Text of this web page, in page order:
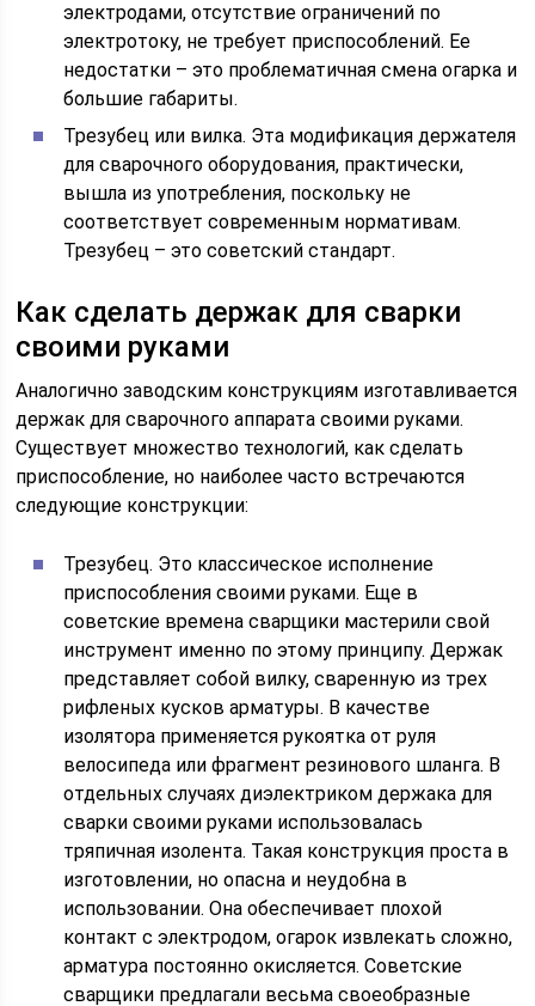
электродами, отсутствие ограничений по
электротоку, не требует приспособлений. Ее
недостатки – это проблематичная смена огарка и
большие габариты.
Трезубец или вилка. Эта модификация держателя
для сварочного оборудования, практически,
вышла из употребления, поскольку не
соответствует современным нормативам.
Трезубец – это советский стандарт.
Как сделать держак для сварки
своими руками
Аналогично заводским конструкциям изготавливается
держак для сварочного аппарата своими руками.
Существует множество технологий, как сделать
приспособление, но наиболее часто встречаются
следующие конструкции:
Трезубец. Это классическое исполнение
приспособления своими руками. Еще в
советские времена сварщики мастерили свой
инструмент именно по этому принципу. Держак
представляет собой вилку, сваренную из трех
рифленых кусков арматуры. В качестве
изолятора применяется рукоятка от руля
велосипеда или фрагмент резинового шланга. В
отдельных случаях диэлектриком держака для
сварки своими руками использовалась
тряпичная изолента. Такая конструкция проста в
изготовлении, но опасна и неудобна в
использовании. Она обеспечивает плохой
контакт с электродом, огарок извлекать сложно,
арматура постоянно окисляется. Советские
сварщики предлагали весьма своеобразные